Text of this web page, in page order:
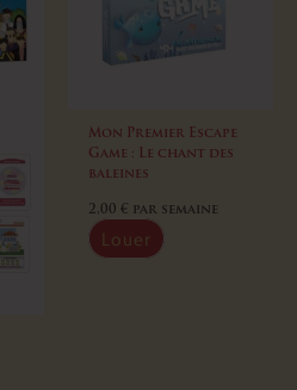
Mon Premier Escape
Game : Le chant des
baleines
2,00 € par semaine
Louer